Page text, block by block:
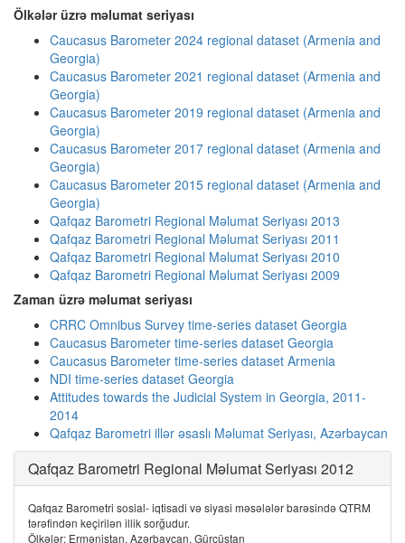
Ölkələr üzrə məlumat seriyası
Caucasus Barometer 2024 regional dataset (Armenia and
Georgia)
Caucasus Barometer 2021 regional dataset (Armenia and
Georgia)
Caucasus Barometer 2019 regional dataset (Armenia and
Georgia)
Caucasus Barometer 2017 regional dataset (Armenia and
Georgia)
Caucasus Barometer 2015 regional dataset (Armenia and
Georgia)
Qafqaz Barometri Regional Məlumat Seriyası 2013
Qafqaz Barometri Regional Məlumat Seriyası 2011
Qafqaz Barometri Regional Məlumat Seriyası 2010
Qafqaz Barometri Regional Məlumat Seriyası 2009
Zaman üzrə məlumat seriyası
CRRC Omnibus Survey time-series dataset Georgia
Caucasus Barometer time-series dataset Georgia
Caucasus Barometer time-series dataset Armenia
NDI time-series dataset Georgia
Attitudes towards the Judicial System in Georgia, 2011-
2014
Qafqaz Barometri illər əsaslı Məlumat Seriyası, Azərbaycan
Qafqaz Barometri Regional Məlumat Seriyası 2012
Qafqaz Barometri sosial- iqtisadi və siyasi məsələlər barəsində QTRM
tərəfindən keçirilən illik sorğudur.
Ölkələr: Ermənistan, Azərbaycan, Gürcüstan